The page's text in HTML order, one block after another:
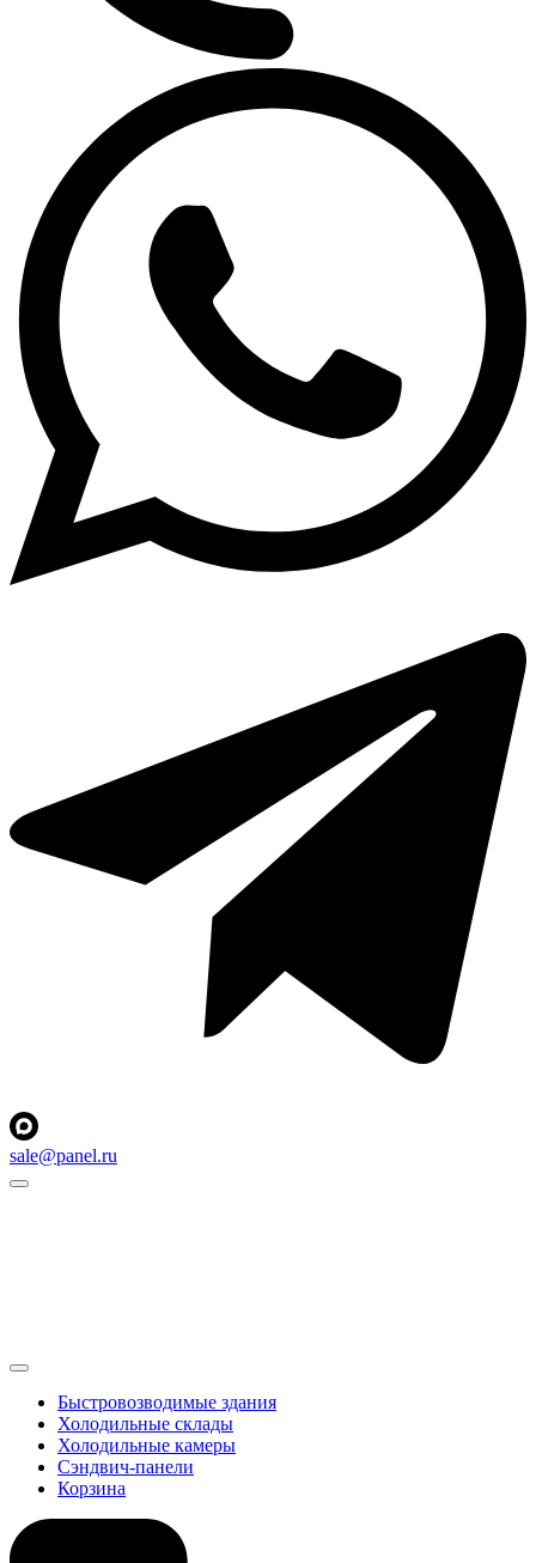
sale@panel.ru
Быстровозводимые здания
Холодильные склады
Холодильные камеры
Сэндвич-панели
Корзина